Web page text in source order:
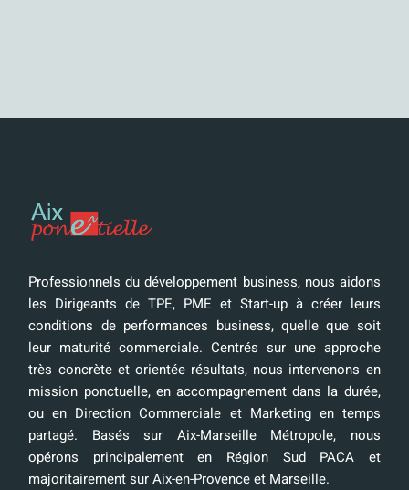
Professionnels du développement business, nous aidons
les Dirigeants de TPE, PME et Start-up à créer leurs
conditions de performances business, quelle que soit
leur maturité commerciale. Centrés sur une approche
très concrète et orientée résultats, nous intervenons en
mission ponctuelle, en accompagnement dans la durée,
ou en Direction Commerciale et Marketing en temps
partagé. Basés sur Aix-Marseille Métropole, nous
opérons principalement en Région Sud PACA et
majoritairement sur Aix-en-Provence et Marseille.